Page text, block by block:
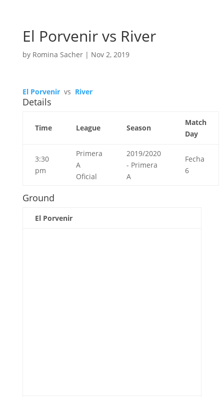
El Porvenir vs River
by Romina Sacher| Nov 2, 2019
El Porvenir vs River
Details
Time League Season
Match
Day
3:30
pm
Primera
A
Oficial
2019/2020
- Primera
A
Fecha
6
Ground
El Porvenir